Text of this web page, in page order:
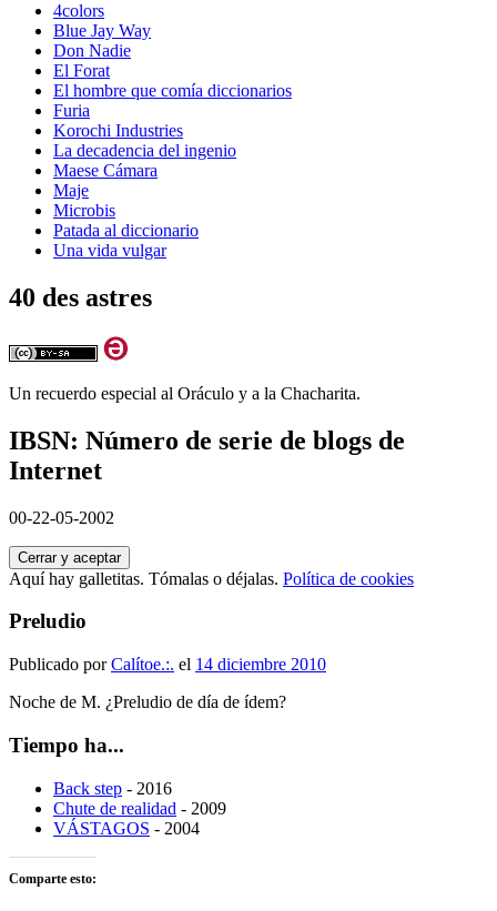
4colors
Blue Jay Way
Don Nadie
El Forat
El hombre que comía diccionarios
Furia
Korochi Industries
La decadencia del ingenio
Maese Cámara
Maje
Microbis
Patada al diccionario
Una vida vulgar
40 des astres
Un recuerdo especial al Oráculo y a la Chacharita.
IBSN: Número de serie de blogs de
Internet
00-22-05-2002
Aquí hay galletitas. Tómalas o déjalas. Política de cookies
Preludio
Publicado porCalítoe.:. el 14 diciembre 2010
Noche de M. ¿Preludio de día de ídem?
Tiempo ha...
Back step - 2016
Chute de realidad - 2009
VÁSTAGOS - 2004
Comparte esto: